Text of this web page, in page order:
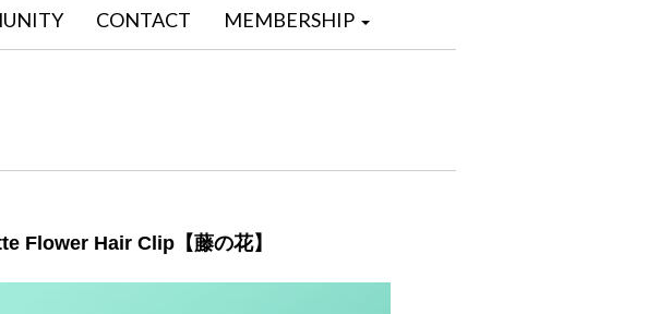
CONTACT MEMBERSHIP
Flower Hair Clip【藤の花】